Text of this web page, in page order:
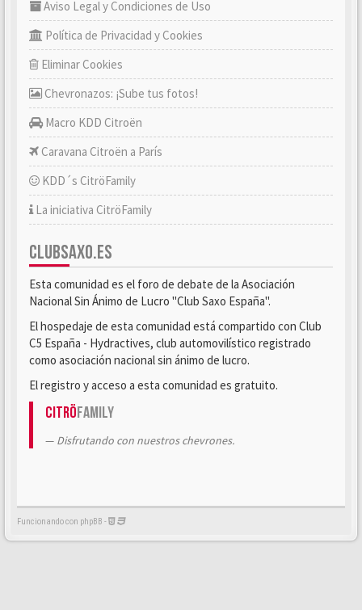
Aviso Legal y Condiciones de Uso
Política de Privacidad y Cookies
Eliminar Cookies
Chevronazos: ¡Sube tus fotos!
Macro KDD Citroën
Caravana Citroën a París
KDD´s CitröFamily
La iniciativa CitröFamily
CLUBSAXO.ES
Esta comunidad es el foro de debate de la Asociación
Nacional Sin Ánimo de Lucro "Club Saxo España".
El hospedaje de esta comunidad está compartido con Club
C5 España - Hydractives, club automovilístico registrado
como asociación nacional sin ánimo de lucro.
El registro y acceso a esta comunidad es gratuito.
CitröFamily
Disfrutando con nuestros chevrones.
Funcionando con phpBB -